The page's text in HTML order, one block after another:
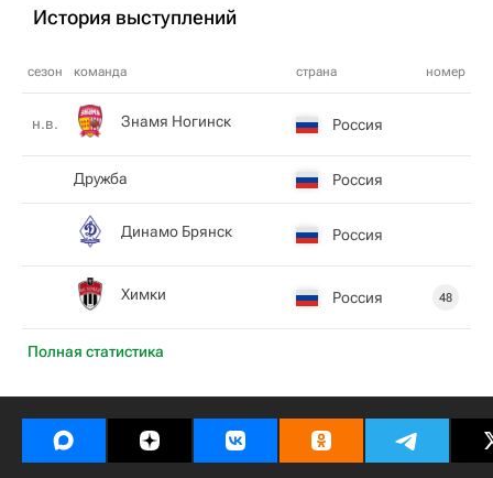
История выступлений
сезон команда страна номер
Полная статистика
н.в. Знамя Ногинск Россия
Дружба Россия
Динамо Брянск Россия
Химки Россия 48